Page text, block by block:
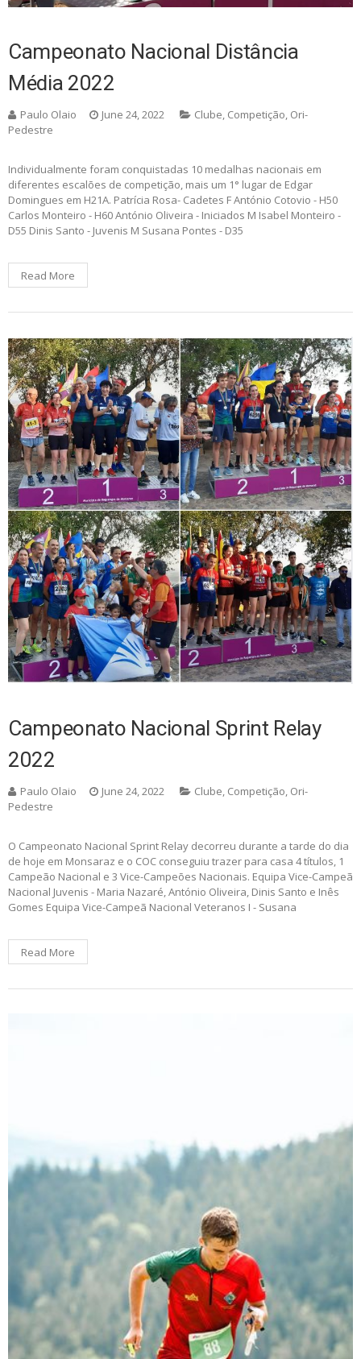
Campeonato Nacional Distância
Média 2022
Paulo Olaio June 24, 2022 Clube, Competição, Ori-
Pedestre
Individualmente foram conquistadas 10 medalhas nacionais em
diferentes escalões de competição, mais um 1° lugar de Edgar
Domingues em H21A. Patrícia Rosa- Cadetes F António Cotovio - H50
Carlos Monteiro - H60 António Oliveira - Iniciados M Isabel Monteiro -
D55 Dinis Santo - Juvenis M Susana Pontes - D35
Read More
Campeonato Nacional Sprint Relay
2022
Paulo Olaio June 24, 2022 Clube, Competição, Ori-
Pedestre
O Campeonato Nacional Sprint Relay decorreu durante a tarde do dia
de hoje em Monsaraz e o COC conseguiu trazer para casa 4 títulos, 1
Campeão Nacional e 3 Vice-Campeões Nacionais. Equipa Vice-Campeã
Nacional Juvenis - Maria Nazaré, António Oliveira, Dinis Santo e Inês
Gomes Equipa Vice-Campeã Nacional Veteranos I - Susana
Read More